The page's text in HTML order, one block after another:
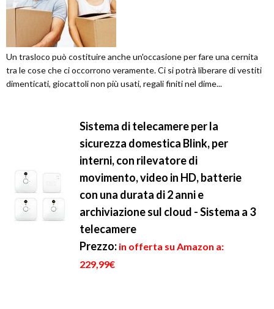
Un trasloco può costituire anche un'occasione per fare una cernita
tra le cose che ci occorrono veramente. Ci si potrà liberare di vestiti
dimenticati, giocattoli non più usati, regali finiti nel dime...
Sistema di telecamere per la
sicurezza domestica Blink, per
interni, con rilevatore di
movimento, video in HD, batterie
con una durata di 2 anni e
archiviazione sul cloud - Sistema a 3
telecamere
Prezzo: in offerta su Amazon a:
229,99€